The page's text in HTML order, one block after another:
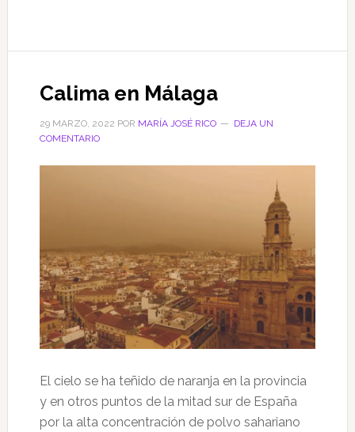
cuando
al
de
Calima en Málaga
29 MARZO, 2022 POR MARÍA JOSÉ RICO
DEJA UN
COMENTARIO
El cielo se ha teñido de naranja en la provincia
y en otros puntos de la mitad sur de España
por la alta concentración de polvo sahariano